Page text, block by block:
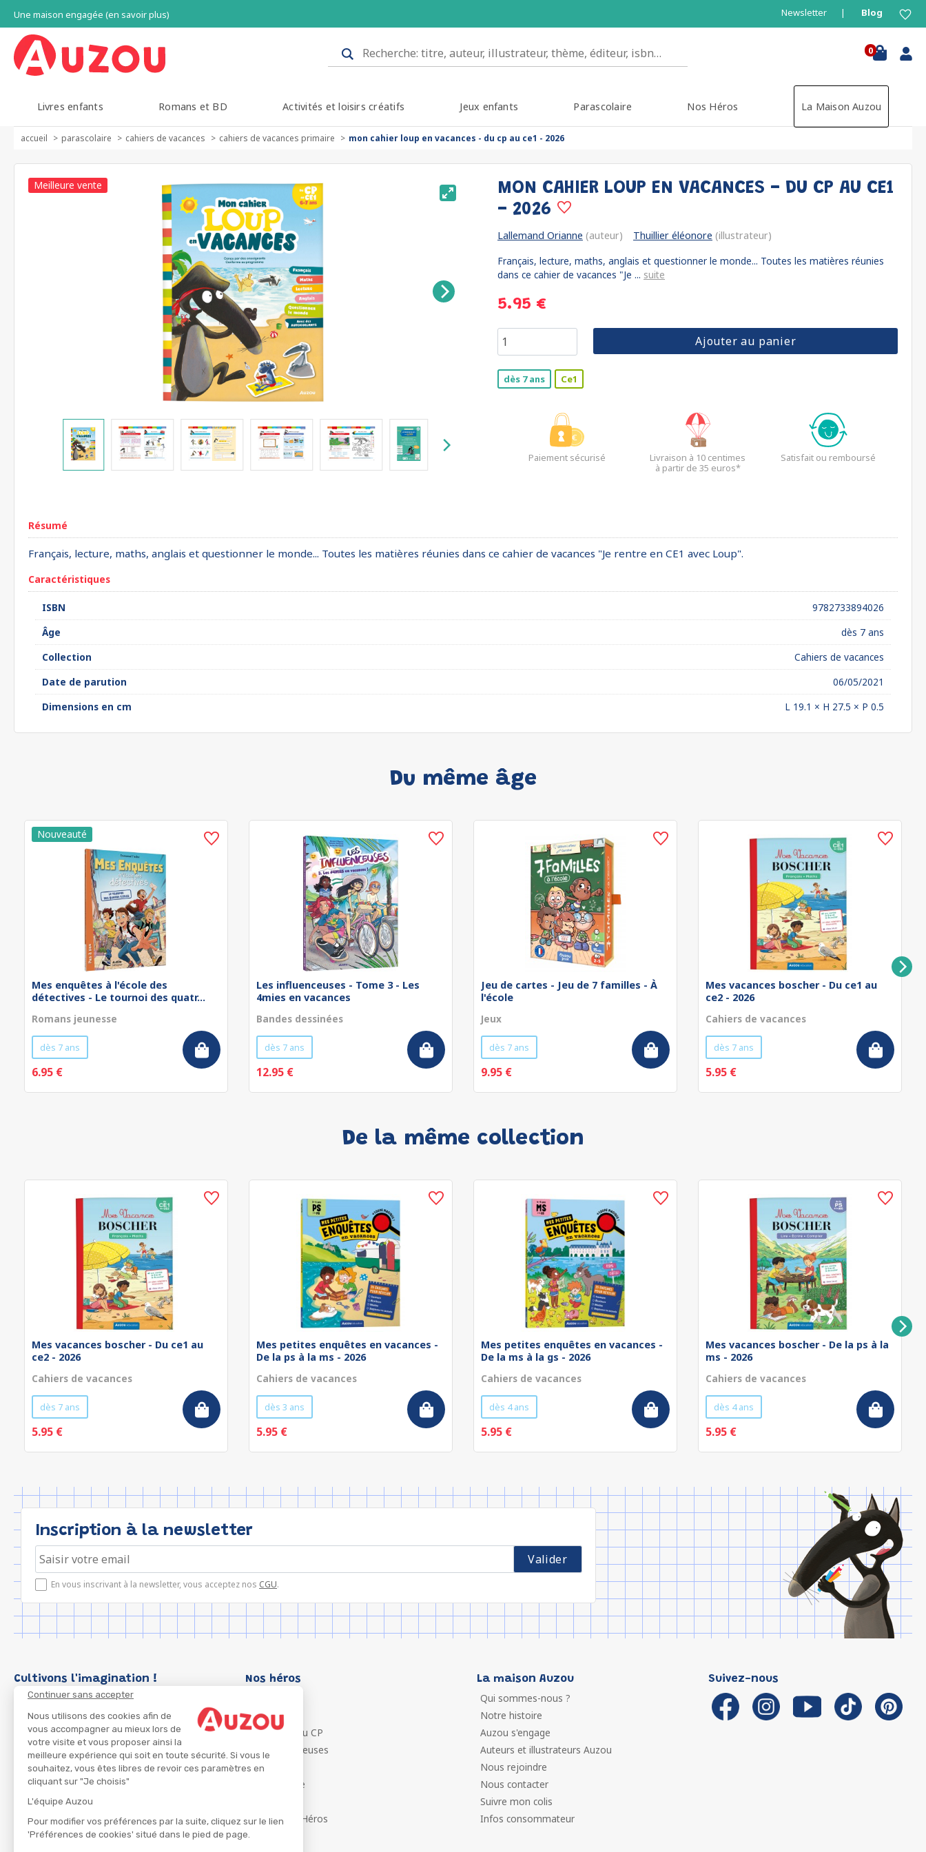
Continuer sans accepter
Nous utilisons des cookies afin de
vous accompagner au mieux lors de
votre visite et vous proposer ainsi la
meilleure expérience qui soit en toute sécurité. Si vous le
souhaitez, vous êtes libres de revoir ces paramètres en
cliquant sur "Je choisis"
L'équipe Auzou
Pour modifier vos préférences par la suite, cliquez sur le lien
'Préférences de cookies' situé dans le pied de page.
Une maison engagée (en savoir plus) Newsletter Blog
0
Livres enfants Romans et BD Activités et loisirs créatifs Jeux enfants Parascolaire Nos Héros La Maison Auzou
accueil parascolaire cahiers de vacances cahiers de vacances primaire mon cahier loup en vacances - du cp au ce1 - 2026
MON CAHIER LOUP EN VACANCES - DU CP AU CE1
- 2026
Lallemand Orianne (auteur) Thuillier éléonore (illustrateur)
Français, lecture, maths, anglais et questionner le monde... Toutes les matières réunies
dans ce cahier de vacances "Je ... suite
5.95 €
Ajouter au panier
dès 7 ans Ce1
Paiement sécurisé
Livraison à 10 centimes
à partir de 35 euros*
Satisfait ou remboursé
Résumé
Français, lecture, maths, anglais et questionner le monde... Toutes les matières réunies dans ce cahier de vacances "Je rentre en CE1 avec Loup".
Caractéristiques
ISBN
9782733894026
Âge
dès 7 ans
Collection
Cahiers de vacances
Date de parution
06/05/2021
Dimensions en cm
L 19.1 × H 27.5 × P 0.5
Du même âge
Mes enquêtes à l'école des
détectives - Le tournoi des quatr...
Romans jeunesse
dès 7 ans
6.95 €
Les influenceuses - Tome 3 - Les
4mies en vacances
Bandes dessinées
dès 7 ans
12.95 €
Jeu de cartes - Jeu de 7 familles - À
l'école
Jeux
dès 7 ans
9.95 €
Mes vacances boscher - Du ce1 au
ce2 - 2026
Cahiers de vacances
dès 7 ans
5.95 €
De la même collection
Mes vacances boscher - Du ce1 au
ce2 - 2026
Cahiers de vacances
dès 7 ans
5.95 €
Mes petites enquêtes en vacances -
De la ps à la ms - 2026
Cahiers de vacances
dès 3 ans
5.95 €
Mes petites enquêtes en vacances -
De la ms à la gs - 2026
Cahiers de vacances
dès 4 ans
5.95 €
Mes vacances boscher - De la ps à la
ms - 2026
Cahiers de vacances
dès 4 ans
5.95 €
Inscription à la newsletter
En vous inscrivant à la newsletter, vous acceptez nos CGU.
Cultivons l'imagination ! Nos héros
P'tit Loup
Les Héros du CP
Les Influenceuses
Migali
Petite Taupe
Ma Boîte à Héros
La maison Auzou
Qui sommes-nous ?
Notre histoire
Auzou s'engage
Auteurs et illustrateurs Auzou
Nous rejoindre
Nous contacter
Suivre mon colis
Infos consommateur
Suivez-nous